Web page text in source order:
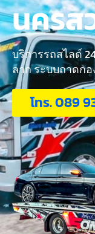
นครส
บริการรถสไลด์
ลาก ระบบถาดก
โทร. 089